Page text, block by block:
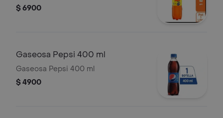
$ 6900
Gaseosa Pepsi 400 ml
Gaseosa Pepsi 400 ml
$ 4900